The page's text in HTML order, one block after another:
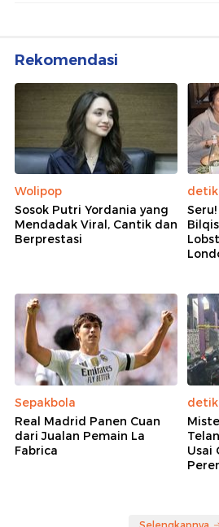
Rekomendasi
Wolipop
Sosok Putri Yordania yang
Mendadak Viral, Cantik dan
Berprestasi
Sepakbola
Real Madrid Panen Cuan
dari Jualan Pemain La
Fabrica
Usai